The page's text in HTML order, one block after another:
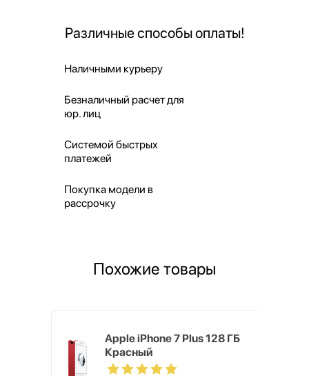
Различные способы оплаты!
Наличными курьеру
Безналичный расчет для
юр. лиц
Системой быстрых
платежей
Покупка модели в
рассрочку
Похожие товары
Apple iPhone 7 Plus 128 ГБ
Красный